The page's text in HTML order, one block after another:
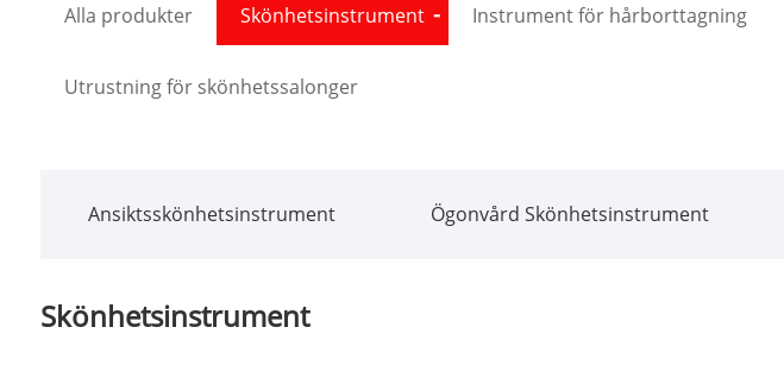
Alla produkter Skönhetsinstrument Instrument för hårborttagning
Utrustning för skönhetssalonger
Ansiktsskönhetsinstrument Ögonvård Skönhetsinstrument
Skönhetsinstrument